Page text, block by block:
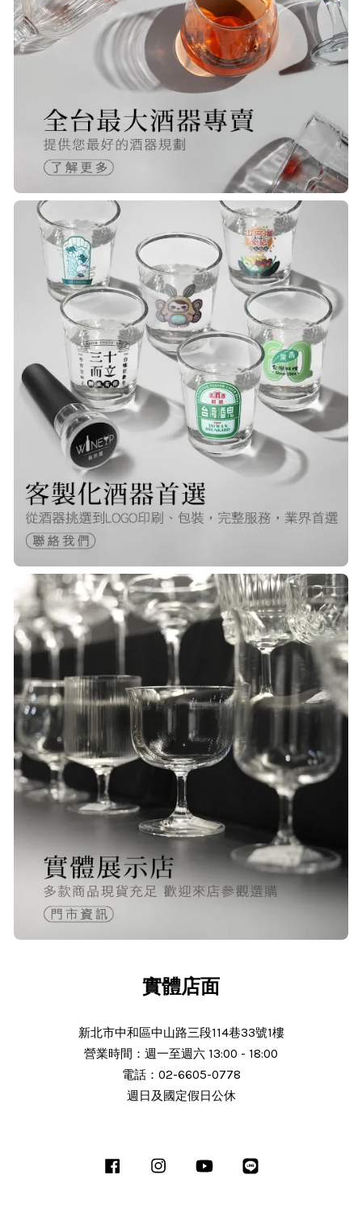
很快就收到商品了，出貨速度相當
快，下單後很快就出貨了，商品包裝
完整，價錢也相當的不錯，值得推薦
21/Nov/2025 05:25 pm
已經回購無數次，賣家態度良好，有
問必答，包裝完整，商品也非常的
棒！
Q***
22/Nov/2025 12:40 pm
很快就收到商品了，出貨速度非常的
快，非常棒的賣家 質感又耐看,細膩
包裝得很小心 CP值很高！！推薦購入
P***
23/Nov/2025 08:00 am
品質非常好！手摸的觸感就很明顯感
覺質感
24/Nov/2025 02:15 pm
出貨迅速＆價格實在的好店家～已經
第 6次回購
N***
25/Nov/2025 11:30 am
續沒有問題會推薦朋友 老闆人很熱心
實體店面
新北市中和區中山路三段114巷33號1樓
營業時間：週一至週六 13:00 - 18:00
電話：02-6605-0778
週日及國定假日公休
Facebook InstagramYouTube